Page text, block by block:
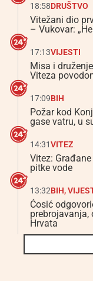
18:58DRUŠTVO
Vitežani dio
– Vukovar:
17:13VIJESTI
Misa i
Viteza
17:09BIH
Požar kod
gase vatru, u
14:31VITEZ
Vitez:
pitke vode
13:32BIH,
Ćosić
Hrvata